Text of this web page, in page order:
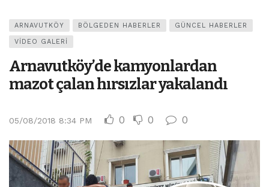
ARNAVUTKÖY BÖLGEDEN HABERLER GÜNCEL HABERLER
VIDEO GALERI
Arnavutköy’de kamyonlardan
mazot çalan hırsızlar yakalandı
05/08/2018 8:34 PM 0 0 0